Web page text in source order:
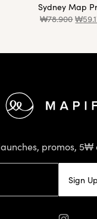
Sydney Map
₩78.900 ₩
promos,
Sign